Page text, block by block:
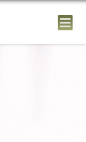
Ihres
erstellt.